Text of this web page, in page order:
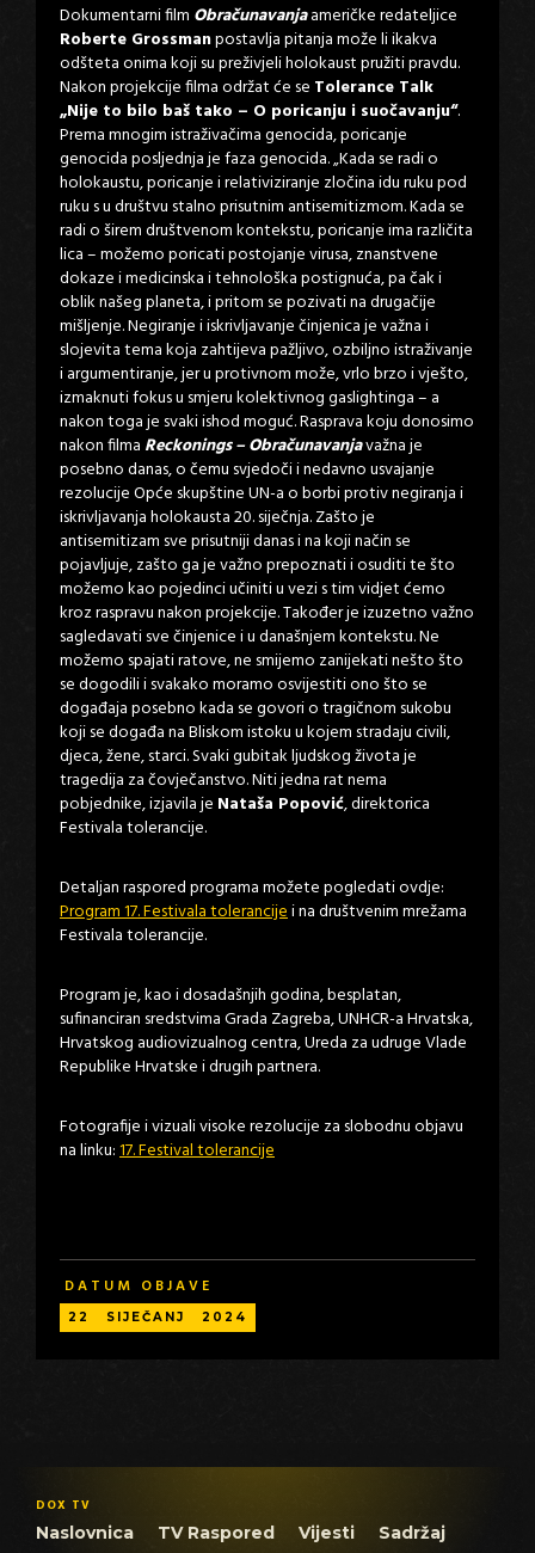
Dokumentarni film Obračunavanjaameričke redateljice
Roberte Grossmanpostavlja pitanja može li ikakva
odšteta onima koji su preživjeli holokaust pružiti pravdu.
Nakon projekcije filma održat će se Tolerance Talk
„Nije to bilo baš tako – O poricanju i suočavanju“.
Prema mnogim istraživačima genocida, poricanje
genocida posljednja je faza genocida. „Kada se radi o
holokaustu, poricanje i relativiziranje zločina idu ruku pod
ruku s u društvu stalno prisutnim antisemitizmom. Kada se
radi o širem društvenom kontekstu, poricanje ima različita
lica – možemo poricati postojanje virusa, znanstvene
dokaze i medicinska i tehnološka postignuća, pa čak i
oblik našeg planeta, i pritom se pozivati na drugačije
mišljenje. Negiranje i iskrivljavanje činjenica je važna i
slojevita tema koja zahtijeva pažljivo, ozbiljno istraživanje
i argumentiranje, jer u protivnom može, vrlo brzo i vješto,
izmaknuti fokus u smjeru kolektivnog gaslightinga – a
nakon toga je svaki ishod moguć. Rasprava koju donosimo
nakon filma Reckonings – Obračunavanjavažna je
posebno danas, o čemu svjedoči i nedavno usvajanje
rezolucije Opće skupštine UN-a o borbi protiv negiranja i
iskrivljavanja holokausta 20. siječnja. Zašto je
antisemitizam sve prisutniji danas i na koji način se
pojavljuje, zašto ga je važno prepoznati i osuditi te što
možemo kao pojedinci učiniti u vezi s tim vidjet ćemo
kroz raspravu nakon projekcije. Također je izuzetno važno
sagledavati sve činjenice i u današnjem kontekstu. Ne
možemo spajati ratove, ne smijemo zanijekati nešto što
se dogodili i svakako moramo osvijestiti ono što se
događaja posebno kada se govori o tragičnom sukobu
koji se događa na Bliskom istoku u kojem stradaju civili,
djeca, žene, starci. Svaki gubitak ljudskog života je
tragedija za čovječanstvo. Niti jedna rat nema
pobjednike, izjavila je Nataša Popović, direktorica
Festivala tolerancije.
Detaljan raspored programa možete pogledati ovdje:
Program 17. Festivala tolerancijei na društvenim mrežama
Festivala tolerancije.
Program je, kao i dosadašnjih godina, besplatan,
sufinanciran sredstvima Grada Zagreba, UNHCR-a Hrvatska,
Hrvatskog audiovizualnog centra, Ureda za udruge Vlade
Republike Hrvatske i drugih partnera.
Fotografije i vizuali visoke rezolucije za slobodnu objavu
na linku:17. Festival tolerancije
DATUM OBJAVE
22 SIJEČANJ 2024
DOX TV
Naslovnica TV Raspored Vijesti
Sadržaj